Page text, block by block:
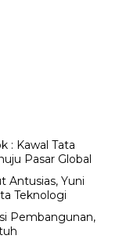
: Kawal Tata
Pasar Global
Antusias, Yuni
Teknologi
Pembangunan,